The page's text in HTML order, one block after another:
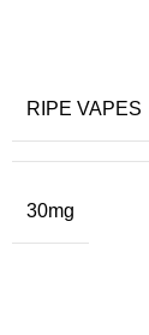
RIPE VAPES
30mg